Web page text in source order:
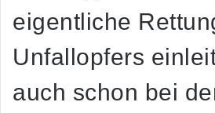
eigentliche
Unfallopfers
auch schon bei